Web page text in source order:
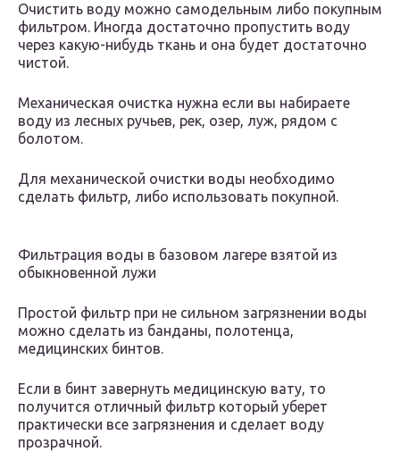
Очистить воду можно самодельным либо покупным
фильтром. Иногда достаточно пропустить воду
через какую-нибудь ткань и она будет достаточно
чистой.
Механическая очистка нужна если вы набираете
воду из лесных ручьев, рек, озер, луж, рядом с
болотом.
Для механической очистки воды необходимо
сделать фильтр, либо использовать покупной.
Фильтрация воды в базовом лагере взятой из
обыкновенной лужи
Простой фильтр при не сильном загрязнении воды
можно сделать из банданы, полотенца,
медицинских бинтов.
Если в бинт завернуть медицинскую вату, то
получится отличный фильтр который уберет
практически все загрязнения и сделает воду
прозрачной.